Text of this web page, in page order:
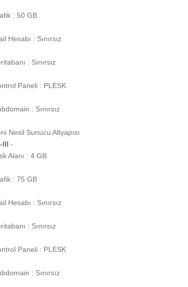
: 50 GB
Hesabı : Sınırsız
: Sınırsız
Paneli : PLESK
: Sınırsız
Nesil Sunucu Altyapısı
III -
Alanı : 4 GB
: 75 GB
Hesabı : Sınırsız
: Sınırsız
Paneli : PLESK
: Sınırsız